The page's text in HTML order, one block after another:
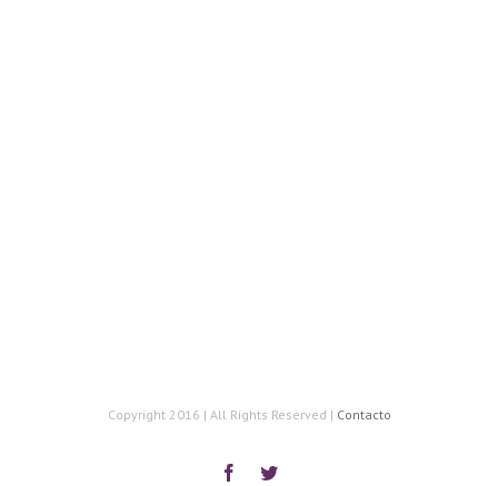
Copyright 2016 | All Rights Reserved | Contacto